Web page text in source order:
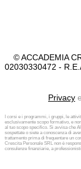
© ACCADEMIA
02030330472 -
Privacy e
I corsi e i programmi, i gruppi, le
esclusivamente scopo formativo, e
al tuo scopo specifico. Si avvisa che
sospettate o siete a conoscenza di
trattamento prima di frequentare un
Crescita Personale SRL non è
consulenze finanziarie, a